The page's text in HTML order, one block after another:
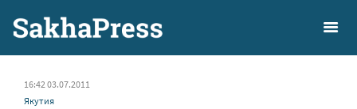
16:42 03.07.2011
Якутия